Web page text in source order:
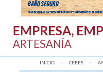
EMPRESA,
ARTESANÍA
INICIO CEEES